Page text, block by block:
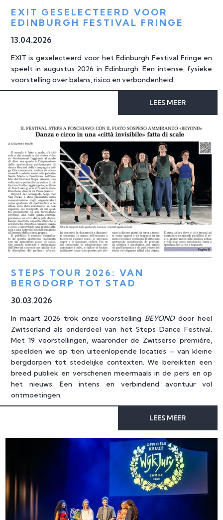
EXIT GESELECTEERD VOOR
EDINBURGH FESTIVAL FRINGE
13.04.2026
EXIT is geselecteerd voor het Edinburgh Festival Fringe en
speelt in augustus 2026 in Edinburgh. Een intense, fysieke
voorstelling over balans, risico en verbondenheid.
LEES MEER
STEPS TOUR 2026: VAN
BERGDORP TOT STAD
30.03.2026
In maart 2026 trok onze voorstelling BEYONDdoor heel
Zwitserland als onderdeel van het Steps Dance Festival.
Met 19 voorstellingen, waaronder de Zwitserse première,
speelden we op tien uiteenlopende locaties – van kleine
bergdorpen tot stedelijke contexten. We bereikten een
breed publiek en verschenen meermaals in de pers en op
het nieuws. Een intens en verbindend avontuur vol
ontmoetingen.
LEES MEER